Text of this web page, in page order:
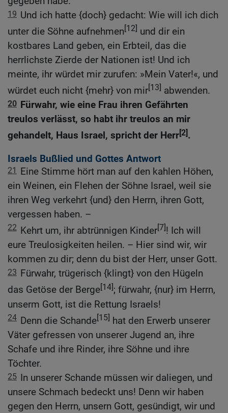
19 Und ich hatte {doch} gedacht: Wie will ich dich
unter die Söhne aufnehmen[12] und dir ein
kostbares Land geben, ein Erbteil, das die
herrlichste Zierde der Nationen ist! Und ich
meinte, ihr würdet mir zurufen: »Mein Vater!«, und
würdet euch nicht {mehr} von mir[13] abwenden.
20 Fürwahr, wie eine Frau ihren Gefährten
treulos verlässt, so habt ihr treulos an mir
gehandelt, Haus Israel, spricht der Herr[2].
Israels Bußlied und Gottes Antwort
21 Eine Stimme hört man auf den kahlen Höhen,
ein Weinen, ein Flehen der Söhne Israel, weil sie
ihren Weg verkehrt {und} den Herrn, ihren Gott,
vergessen haben. –
22 Kehrt um, ihr abtrünnigen Kinder[7]! Ich will
eure Treulosigkeiten heilen. – Hier sind wir, wir
kommen zu dir; denn du bist der Herr, unser Gott.
23 Fürwahr, trügerisch {klingt} von den Hügeln
das Getöse der Berge[14]; fürwahr, {nur} im Herrn,
unserm Gott, ist die Rettung Israels!
24 Denn die Schande[15] hat den Erwerb unserer
Väter gefressen von unserer Jugend an, ihre
Schafe und ihre Rinder, ihre Söhne und ihre
Töchter.
25 In unserer Schande müssen wir daliegen, und
unsere Schmach bedeckt uns! Denn wir haben
gegen den Herrn, unsern Gott, gesündigt, wir und